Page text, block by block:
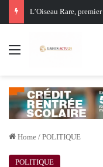
Menu
Home / POLITIQUE
POLITIQUE